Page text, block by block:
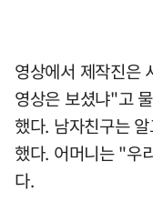
영상에서 제작진은
영상은 보셨냐"고
했다. 남자친구는
했다. 어머니는 "우
다.